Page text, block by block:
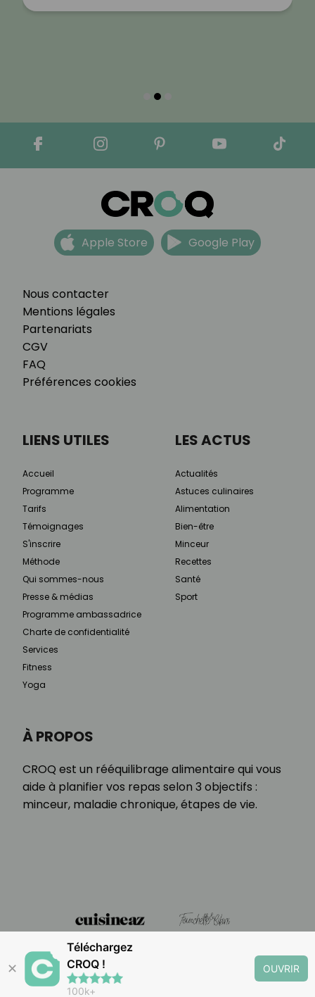
Nous contacter
Mentions légales
Partenariats
CGV
FAQ
Préférences cookies
Apple Store Google Play
À PROPOS
CROQ est un rééquilibrage alimentaire qui vous
aide à planifier vos repas selon 3 objectifs :
minceur, maladie chronique, étapes de vie.
LIENS UTILES
Accueil
Programme
Tarifs
Témoignages
S'inscrire
Méthode
Qui sommes-nous
Presse & médias
Programme ambassadrice
Charte de confidentialité
Services
Fitness
Yoga
LES ACTUS
Actualités
Astuces culinaires
Alimentation
Bien-être
Minceur
Recettes
Santé
Sport
✕
Téléchargez
CROQ !
100k+
OUVRIR